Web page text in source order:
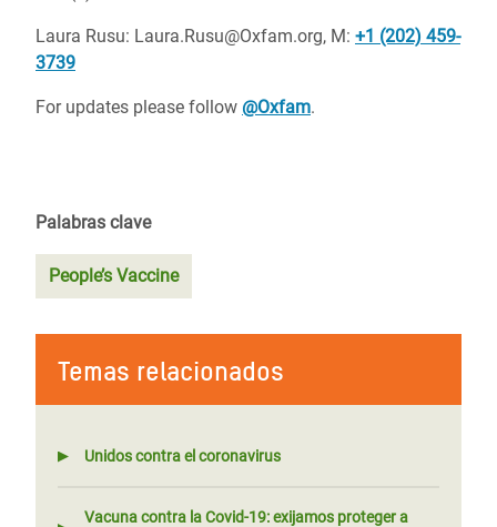
Laura Rusu: Laura.Rusu@Oxfam.org, M: +1 (202) 459-
3739
For updates please follow @Oxfam.
Palabras clave
People’s Vaccine
Temas relacionados
Unidos contra el coronavirus
Vacuna contra la Covid-19: exijamos proteger a